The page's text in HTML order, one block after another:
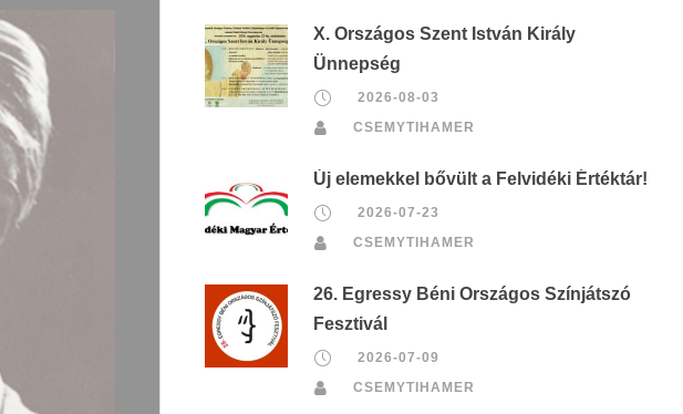
X. Országos Szent István Király
Ünnepség
2026-08-03
CSEMYTIHAMER
Új elemekkel bővült a Felvidéki Értéktár!
2026-07-23
CSEMYTIHAMER
26. Egressy Béni Országos Színjátszó
Fesztivál
2026-07-09
CSEMYTIHAMER